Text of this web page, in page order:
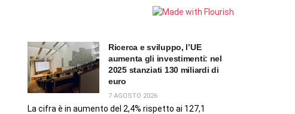
Ricerca e sviluppo, l’UE
aumenta gli investimenti: nel
2025 stanziati 130 miliardi di
euro
7 AGOSTO 2026
La cifra è in aumento del 2,4% rispetto ai 127,1